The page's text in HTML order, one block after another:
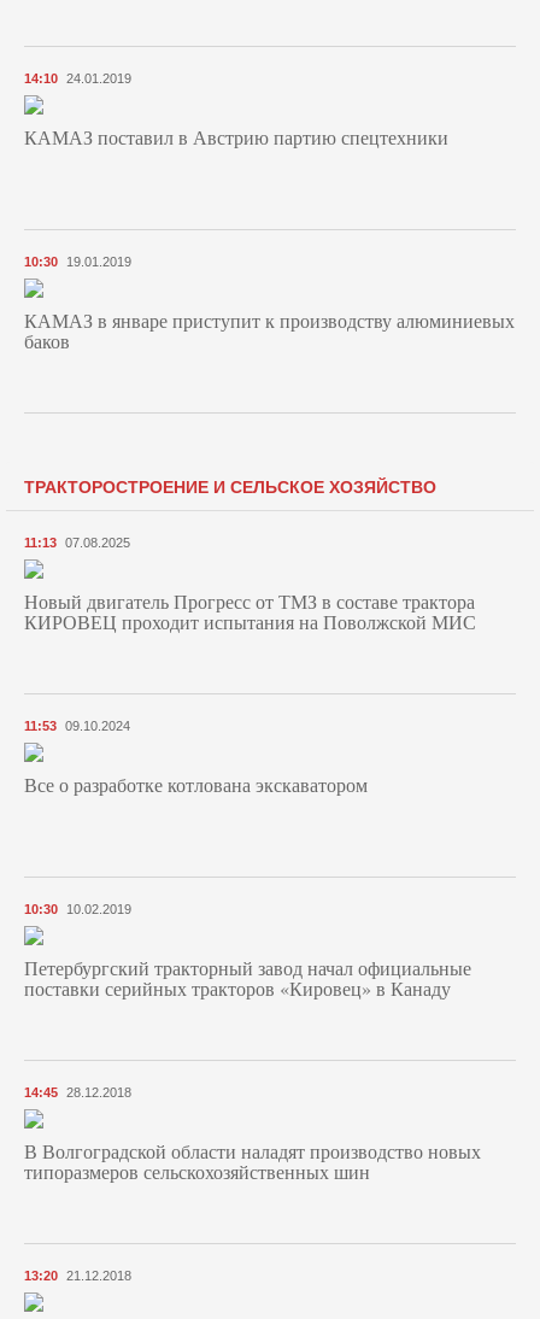
14:10 24.01.2019
КАМАЗ поставил в Австрию партию спецтехники
10:30 19.01.2019
КАМАЗ в январе приступит к производству алюминиевых
баков
ТРАКТОРОСТРОЕНИЕ И СЕЛЬСКОЕ ХОЗЯЙСТВО
11:13 07.08.2025
Новый двигатель Прогресс от ТМЗ в составе трактора
КИРОВЕЦ проходит испытания на Поволжской МИС
11:53 09.10.2024
Все о разработке котлована экскаватором
10:30 10.02.2019
Петербургский тракторный завод начал официальные
поставки серийных тракторов «Кировец» в Канаду
14:45 28.12.2018
В Волгоградской области наладят производство новых
типоразмеров сельскохозяйственных шин
13:20 21.12.2018